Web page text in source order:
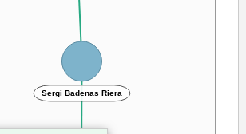
Sergi Badenas Riera